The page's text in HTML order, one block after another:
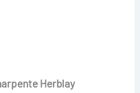
Herblay